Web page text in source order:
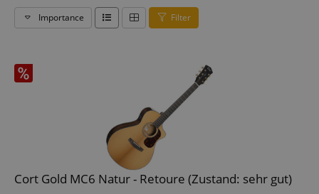
Importance Filter
Cort Gold MC6 Natur - Retoure (Zustand: sehr gut)